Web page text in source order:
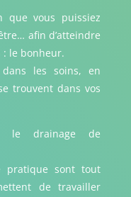
que vous puissiez
afin d’atteindre
: le bonheur.
les soins, en
trouvent dans vos
le drainage de
pratique sont tout
de travailler